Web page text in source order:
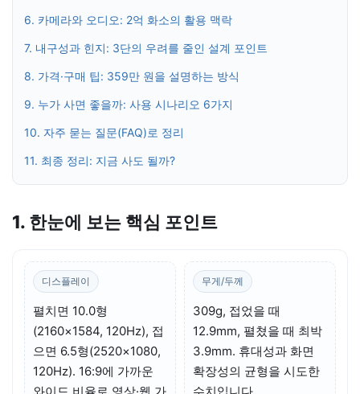
6. 카메라와 오디오: 2억 화소의 활용 맥락
7. 내구성과 힌지: 3단의 우려를 줄인 설계 포인트
8. 가격·구매 팁: 359만 원을 설명하는 방식
9. 누가 사면 좋을까: 사용 시나리오 6가지
10. 자주 묻는 질문(FAQ)로 정리
11. 최종 정리: 지금 사도 될까?
1. 한눈에 보는 핵심 포인트
디스플레이
펼치면 10.0형
(2160×1584, 120Hz), 접
으면 6.5형(2520×1080,
120Hz). 16:9에 가까운
무게/두께
309g, 접었을 때
12.9mm, 펼쳤을 때 최박
3.9mm. 휴대성과 화면
확장성의 균형을 시도한